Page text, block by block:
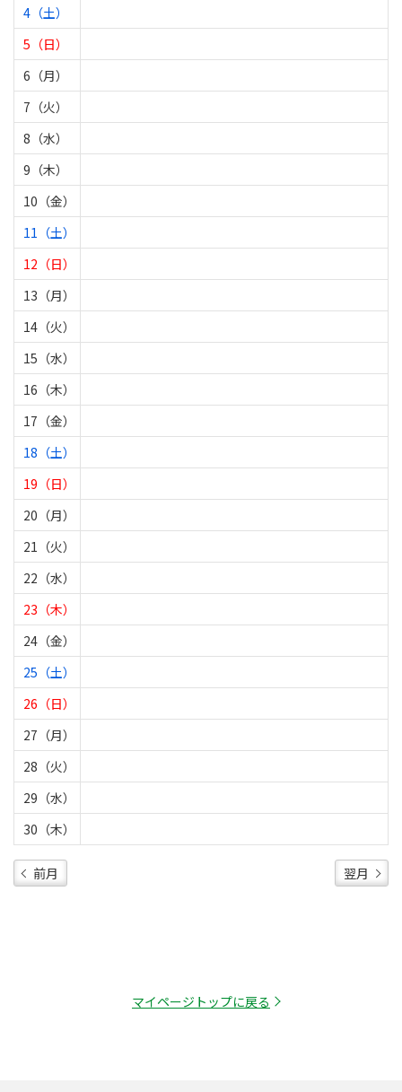
4（土）
5（日）
6（月）
7（火）
8（水）
9（木）
10（金）
11（土）
12（日）
13（月）
14（火）
15（水）
16（木）
17（金）
18（土）
19（日）
20（月）
21（火）
22（水）
23（木）
24（金）
25（土）
26（日）
27（月）
28（火）
29（水）
30（木）
前月 翌月
マイページトップに戻る